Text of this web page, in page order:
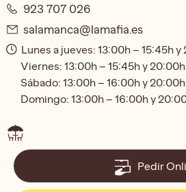
923 707 026
salamanca@lamafia.es
Lunes a jueves: 13:00h – 15:45h
Viernes: 13:00h – 15:45h y
Sábado: 13:00h – 16:00h y
Domingo: 13:00h – 16:00h y
Pedir